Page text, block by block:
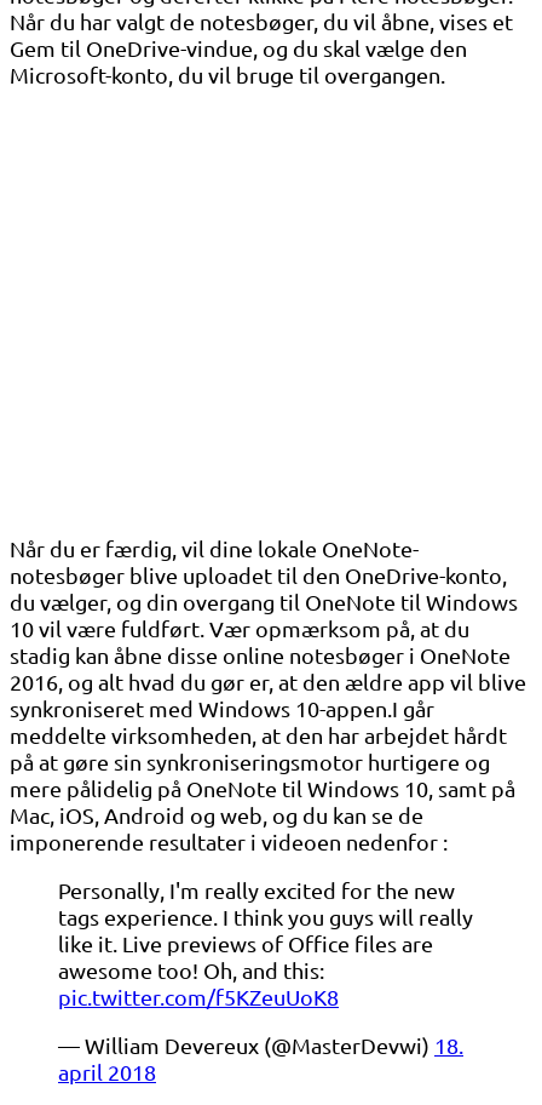
Når du har valgt de notesbøger, du vil åbne, vises et
Gem til OneDrive-vindue, og du skal vælge den
Microsoft-konto, du vil bruge til overgangen.
Når du er færdig, vil dine lokale OneNote-
notesbøger blive uploadet til den OneDrive-konto,
du vælger, og din overgang til OneNote til Windows
10 vil være fuldført. Vær opmærksom på, at du
stadig kan åbne disse online notesbøger i OneNote
2016, og alt hvad du gør er, at den ældre app vil blive
synkroniseret med Windows 10-appen.I går
meddelte virksomheden, at den har arbejdet hårdt
på at gøre sin synkroniseringsmotor hurtigere og
mere pålidelig på OneNote til Windows 10, samt på
Mac, iOS, Android og web, og du kan se de
imponerende resultater i videoen nedenfor :
Personally, I'm really excited for the new
tags experience. I think you guys will really
like it. Live previews of Office files are
awesome too! Oh, and this:
pic.twitter.com/f5KZeuUoK8
— William Devereux (@MasterDevwi) 18.
april 2018